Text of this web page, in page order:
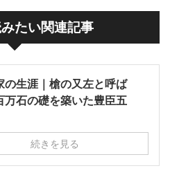
たい関連記事
の生涯｜槍の又左と呼ば
万石の礎を築いた豊臣五
続きを見る